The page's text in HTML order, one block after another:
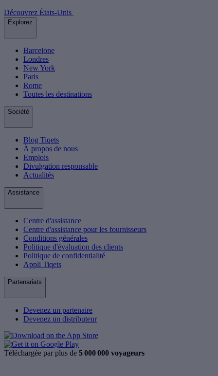
Découvrez États-Unis
Explorez
Barcelone
Londres
New York
Paris
Rome
Toutes les destinations
Société
Blog Tiqets
À propos de nous
Emplois
Divulgation responsable
Actualités
Assistance
Centre d'assistance
Centre d'assistance pour les fournisseurs
Conditions générales
Politique d'évaluation des clients
Politique de confidentialité
Appli Tiqets
Partenariats
Devenez un partenaire
Devenez un distributeur
Téléchargée par plus de 5 000 000 voyageurs